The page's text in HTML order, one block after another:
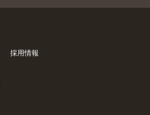
採用情報